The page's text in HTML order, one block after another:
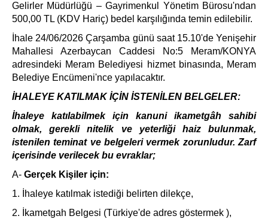
Gelirler Müdürlüğü – Gayrimenkul Yönetim Bürosu'ndan
500,00 TL (KDV Hariç) bedel karşılığında temin edilebilir.
İhale 24/06/2026 Çarşamba günü saat 15.10'de Yenişehir
Mahallesi Azerbaycan Caddesi No:5 Meram/KONYA
adresindeki Meram Belediyesi hizmet binasında, Meram
Belediye Encümeni'nce yapılacaktır.
İHALEYE KATILMAK İÇİN İSTENİLEN BELGELER:
İhaleye katılabilmek için kanuni ikametgâh sahibi
olmak, gerekli nitelik ve yeterliği haiz bulunmak,
istenilen teminat ve belgeleri vermek zorunludur. Zarf
içerisinde verilecek bu evraklar;
A- Gerçek Kişiler için:
1. İhaleye katılmak istediği belirten dilekçe,
2. İkametgah Belgesi (Türkiye'de adres göstermek ),